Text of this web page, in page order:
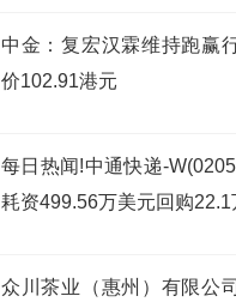
中金：复宏汉霖维持跑赢
价102.91港元
每日热闻!中通快递-
耗资499.56万美元回购22.1
众川茶业（惠州）有限公